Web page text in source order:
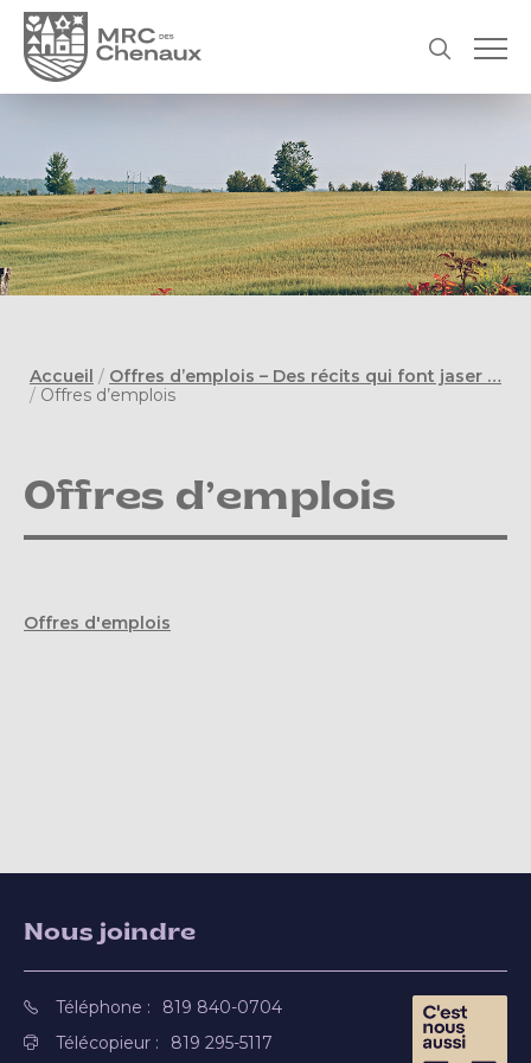
Accueil / Offres d’emplois – Des récits qui font jaser …
/ Offres d’emplois
Offres d’emplois
Offres d'emplois
Nous joindre
Téléphone :
819 840-0704
Télécopieur :
819 295-5117